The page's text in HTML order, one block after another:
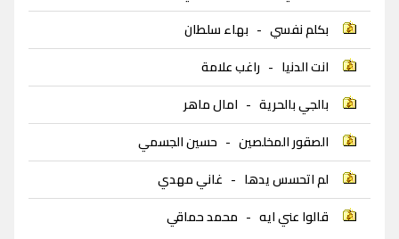
بكلم نفسي - بهاء سلطان
انت الدنيا - راغب علامة
بالجي بالحرية - امال ماهر
الصقور المخلصين - حسين الجسمي
لم اتحسس يدها - غاني مهدي
قالوا عني ايه - محمد حماقي